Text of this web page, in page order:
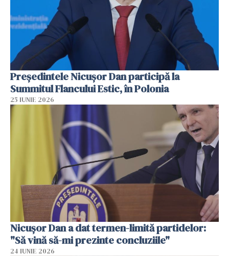
Preşedintele Nicuşor Dan participă la
Summitul Flancului Estic, în Polonia
25 IUNIE 2026
Nicușor Dan a dat termen-limită partidelor:
"Să vină să-mi prezinte concluziile"
24 IUNIE 2026